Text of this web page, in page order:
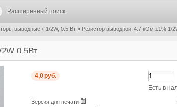
Расширенный поиск
выводные » 1/2W, 0.5 Вт » Резистор выводной, 4.7 кОм ±1% 1/
0.5Вт
4,0 руб.
Есть в
Версия для печати